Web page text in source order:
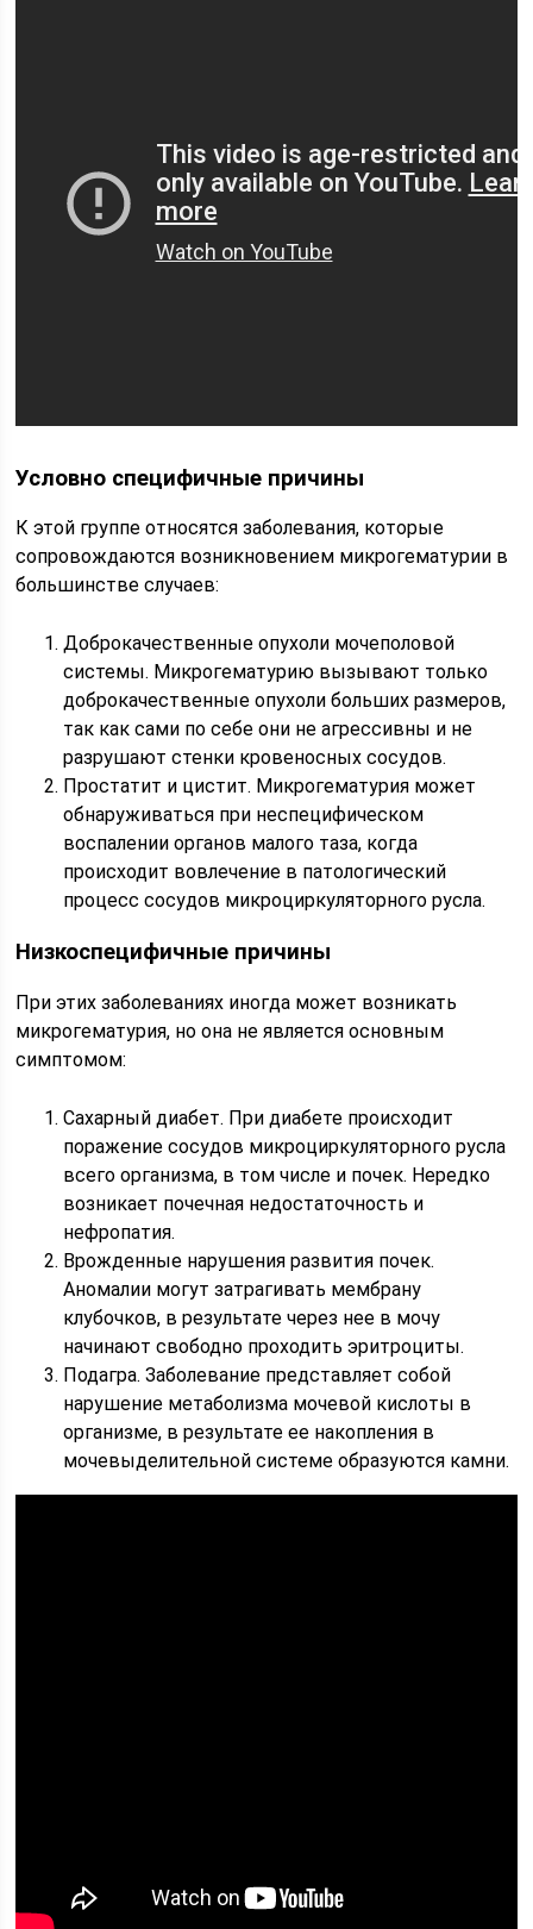
Условно специфичные причины
К этой группе относятся заболевания, которые
сопровождаются возникновением микрогематурии в
большинстве случаев:
Доброкачественные опухоли мочеполовой
системы. Микрогематурию вызывают только
доброкачественные опухоли больших размеров,
так как сами по себе они не агрессивны и не
разрушают стенки кровеносных сосудов.
Простатит и цистит. Микрогематурия может
обнаруживаться при неспецифическом
воспалении органов малого таза, когда
происходит вовлечение в патологический
процесс сосудов микроциркуляторного русла.
Низкоспецифичные причины
При этих заболеваниях иногда может возникать
микрогематурия, но она не является основным
симптомом:
Сахарный диабет. При диабете происходит
поражение сосудов микроциркуляторного русла
всего организма, в том числе и почек. Нередко
возникает почечная недостаточность и
нефропатия.
Врожденные нарушения развития почек.
Аномалии могут затрагивать мембрану
клубочков, в результате через нее в мочу
начинают свободно проходить эритроциты.
Подагра. Заболевание представляет собой
нарушение метаболизма мочевой кислоты в
организме, в результате ее накопления в
мочевыделительной системе образуются камни.